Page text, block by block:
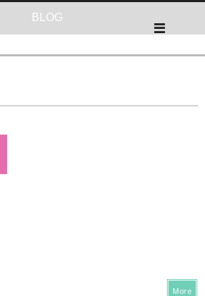
BLOG
More